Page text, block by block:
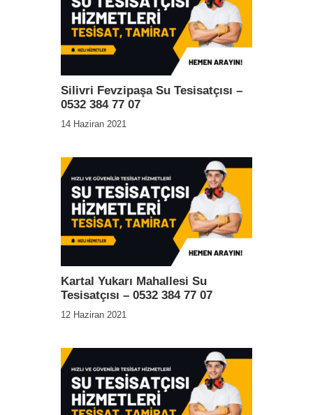
Silivri Fevzipaşa Su Tesisatçısı –
0532 384 77 07
14 Haziran 2021
Kartal Yukarı Mahallesi Su
Tesisatçısı – 0532 384 77 07
12 Haziran 2021